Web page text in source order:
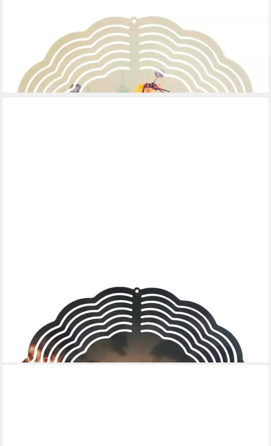
Windspiel Edelstahl 3D Windspiel Windspinner 20cm Bike
Aquarell 1 WI260
16,99 €
lieferbar - in 3-4 Werktagen bei dir
Windspiel Edelstahl 3D Windspiel Windspinner 20cm Vater Sohn
16,99 €
lieferbar - in 3-4 Werktagen bei dir